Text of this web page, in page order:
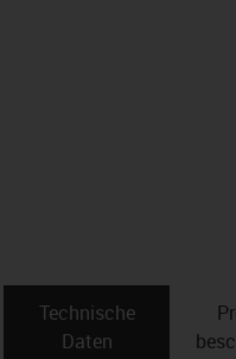
Technische
Daten